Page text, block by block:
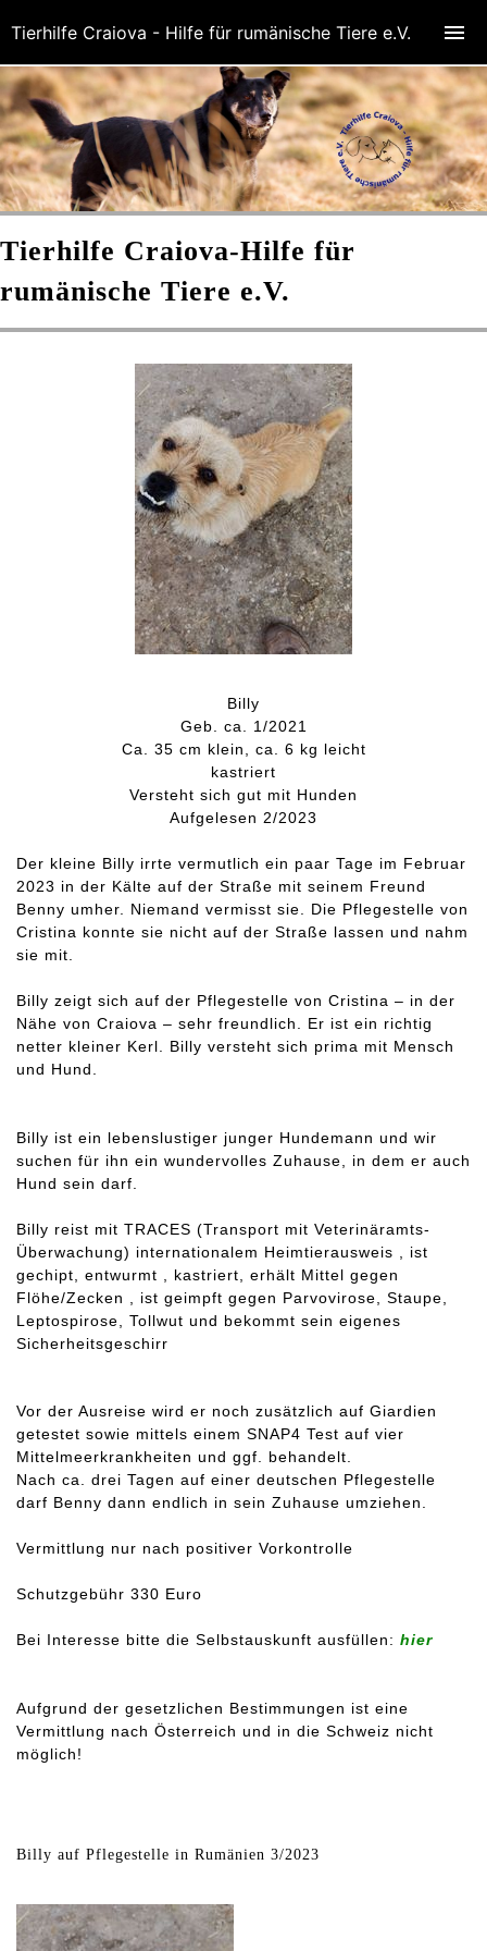
Tierhilfe Craiova-Hilfe für
rumänische Tiere e.V.
Billy
Geb. ca. 1/2021
Ca. 35 cm klein, ca. 6 kg leicht
kastriert
Versteht sich gut mit Hunden
Aufgelesen 2/2023
Der kleine Billy irrte vermutlich ein paar Tage im Februar
2023 in der Kälte auf der Straße mit seinem Freund
Benny umher. Niemand vermisst sie. Die Pflegestelle von
Cristina konnte sie nicht auf der Straße lassen und nahm
sie mit.
Billy zeigt sich auf der Pflegestelle von Cristina – in der
Nähe von Craiova – sehr freundlich. Er ist ein richtig
netter kleiner Kerl. Billy versteht sich prima mit Mensch
und Hund.
Billy ist ein lebenslustiger junger Hundemann und wir
suchen für ihn ein wundervolles Zuhause, in dem er auch
Hund sein darf.
Billy reist mit TRACES (Transport mit Veterinäramts-
Überwachung) internationalem Heimtierausweis , ist
gechipt, entwurmt , kastriert, erhält Mittel gegen
Flöhe/Zecken , ist geimpft gegen Parvovirose, Staupe,
Leptospirose, Tollwut und bekommt sein eigenes
Sicherheitsgeschirr
Vor der Ausreise wird er noch zusätzlich auf Giardien
getestet sowie mittels einem SNAP4 Test auf vier
Mittelmeerkrankheiten und ggf. behandelt.
Nach ca. drei Tagen auf einer deutschen Pflegestelle
darf Benny dann endlich in sein Zuhause umziehen.
Vermittlung nur nach positiver Vorkontrolle
Schutzgebühr 330 Euro
Bei Interesse bitte die Selbstauskunft ausfüllen: hier
Aufgrund der gesetzlichen Bestimmungen ist eine
Vermittlung nach Österreich und in die Schweiz nicht
möglich!
Billy auf Pflegestelle in Rumänien 3/2023
Tierhilfe Craiova - Hilfe für rumänische Tiere e.V.